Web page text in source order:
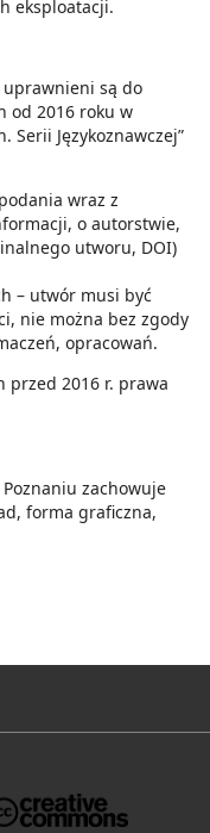
eksploatacji.
są do
od 2016 roku w
Serii Językoznawczej”
wraz z
o autorstwie,
utworu, DOI)
– utwór musi być
nie można bez zgody
opracowań.
przed 2016 r. prawa
zachowuje
forma graficzna,